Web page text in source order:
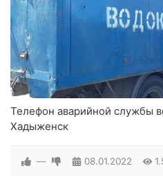
Телефон аварийной службы
Хадыженск
— 08.01.2022